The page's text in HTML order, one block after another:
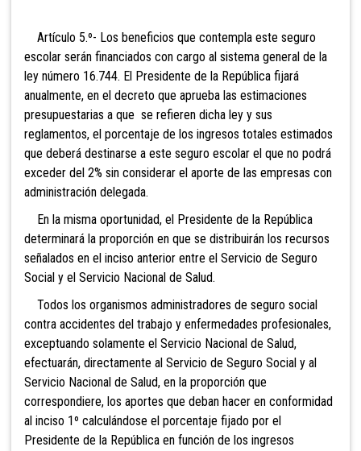
Artículo 5.º- Los beneficios que contempla este seguro
escolar serán financiados con cargo al sistema general de la
ley número 16.744. El Presidente de la República fijará
anualmente, en el decreto que aprueba las estimaciones
presupuestarias a que se refieren dicha ley y sus
reglamentos, el porcentaje de los ingresos totales estimados
que deberá destinarse a este seguro escolar el que no podrá
exceder del 2% sin considerar el aporte de las empresas con
administración delegada.
En la misma oportunidad, el Presidente de la República
determinará la proporción en que se distribuirán los recursos
señalados en el inciso anterior entre el Servicio de Seguro
Social y el Servicio Nacional de Salud.
Todos los organismos administradores de seguro social
contra accidentes del trabajo y enfermedades profesionales,
exceptuando solamente el Servicio Nacional de Salud,
efectuarán, directamente al Servicio de Seguro Social y al
Servicio Nacional de Salud, en la proporción que
correspondiere, los aportes que deban hacer en conformidad
al inciso 1º calculándose el porcentaje fijado por el
Presidente de la República en función de los ingresos